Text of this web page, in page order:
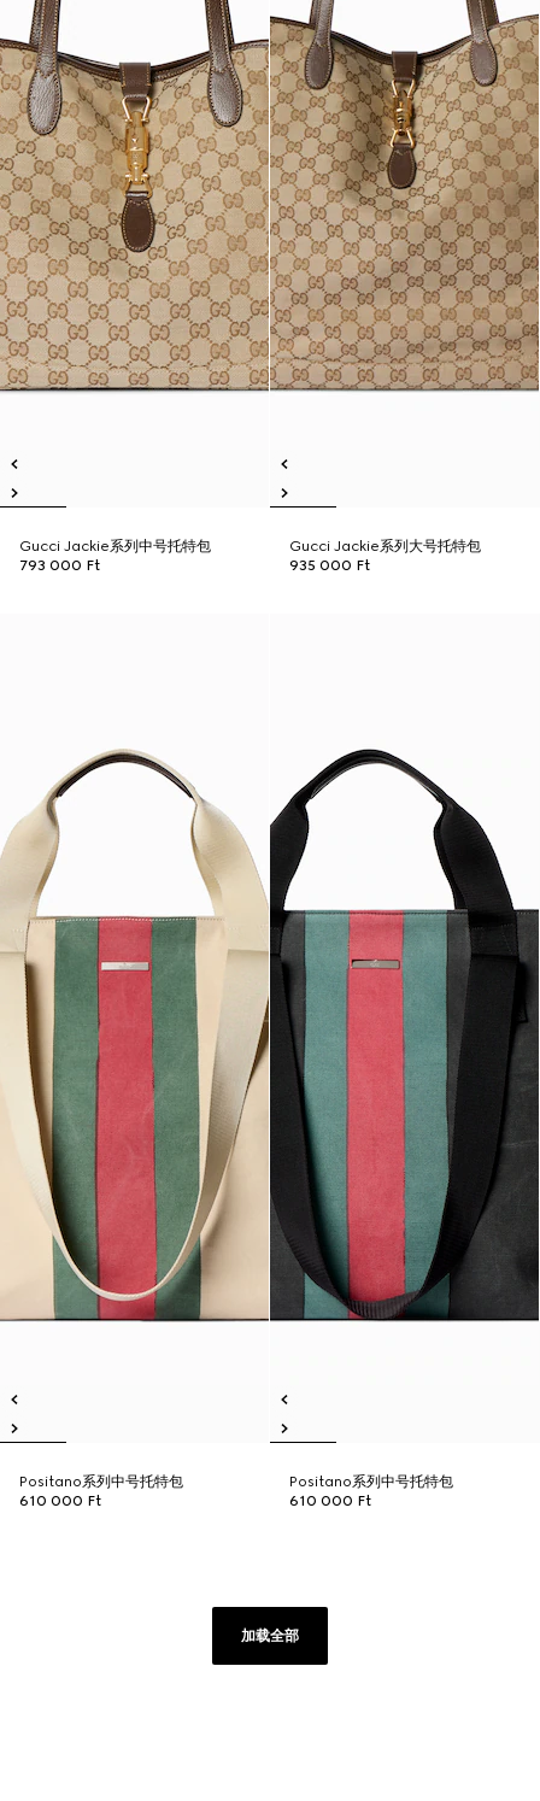
Gucci Jackie系列中号托特包
793 000 Ft
Gucci Jackie系列大号托特包
935 000 Ft
Positano系列中号托特包
610 000 Ft
Positano系列中号托特包
610 000 Ft
加载全部